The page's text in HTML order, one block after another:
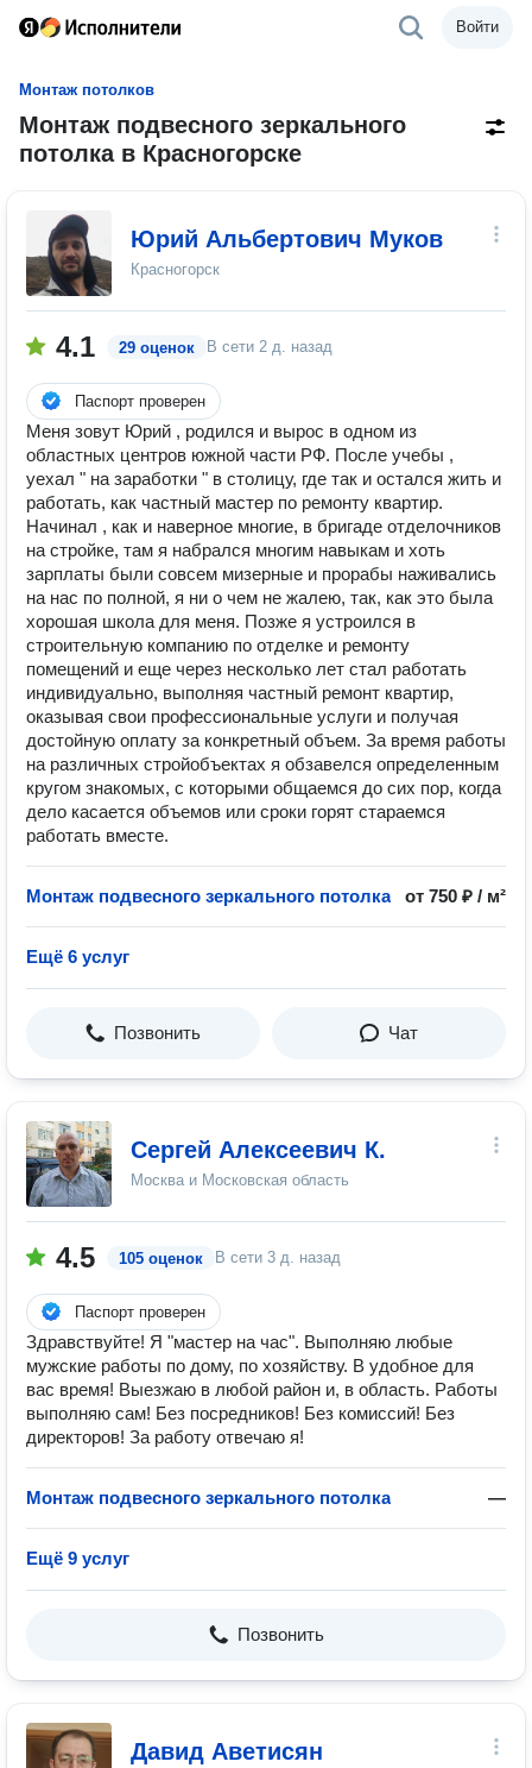
Войти
Монтаж потолков
Монтаж подвесного зеркального
потолка в Красногорске
Юрий Альбертович Муков
Красногорск
4.1 29 оценок В сети 2 д. назад
Паспорт проверен
Меня зовут Юрий , родился и вырос в одном из
областных центров южной части РФ. После учебы ,
уехал " на заработки " в столицу, где так и остался жить и
работать, как частный мастер по ремонту квартир.
Начинал , как и наверное многие, в бригаде отделочников
на стройке, там я набрался многим навыкам и хоть
зарплаты были совсем мизерные и прорабы наживались
на нас по полной, я ни о чем не жалею, так, как это была
хорошая школа для меня. Позже я устроился в
строительную компанию по отделке и ремонту
помещений и еще через несколько лет стал работать
индивидуально, выполняя частный ремонт квартир,
оказывая свои профессиональные услуги и получая
достойную оплату за конкретный объем. За время работы
на различных стройобъектах я обзавелся определенным
кругом знакомых, с которыми общаемся до сих пор, когда
дело касается объемов или сроки горят стараемся
работать вместе.
Монтаж подвесного зеркального потолка от 750 ₽ / м²
Ещё 6 услуг
Позвонить Чат
Сергей Алексеевич К.
Москва и Московская область
4.5 105 оценок В сети 3 д. назад
Паспорт проверен
Здравствуйте! Я "мастер на час". Выполняю любые
мужские работы по дому, по хозяйству. В удобное для
вас время! Выезжаю в любой район и, в область. Работы
выполняю сам! Без посредников! Без комиссий! Без
директоров! За работу отвечаю я!
Монтаж подвесного зеркального потолка —
Ещё 9 услуг
Позвонить
Давид Аветисян